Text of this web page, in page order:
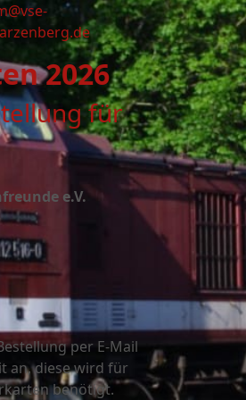
2026
für
e.V.
per E-Mail
an, diese wird für
benötigt.